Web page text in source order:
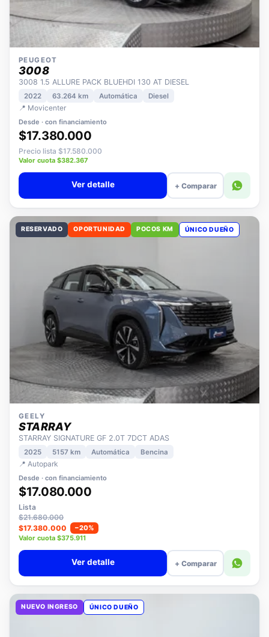
PEUGEOT
3008
3008 1.5 ALLURE PACK BLUEHDI 130 AT DIESEL
2022 63.264 km
📍 Movicenter
Desde · con financiamiento
$17.380.000
Precio lista $17.580.000
Valor cuota $382.367
+ Comparar
RESERVADO OPORTUNIDAD POCOS KM
GEELY
STARRAY
STARRAY SIGNATURE GF 2.0T 7DCT ADAS
2025 5157 km
📍 Autopark
Desde · con financiamiento
$17.080.000
Lista
$21.680.000
$17.380.000
−20%
Valor cuota $375.911
+ Comparar
NUEVO INGRESO